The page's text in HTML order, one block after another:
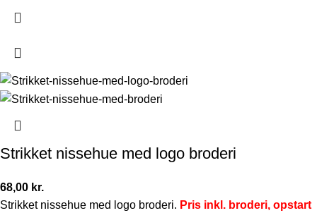
Strikket nissehue med logo broderi
68,00 kr.
Strikket nissehue med logo broderi. Pris inkl. broderi, opstart